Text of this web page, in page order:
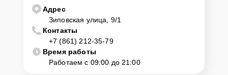
Адрес
Зиповская улица, 9/1
Контакты
+7 (861) 212-35-79
Время работы
Работаем с 09:00 до 21:00